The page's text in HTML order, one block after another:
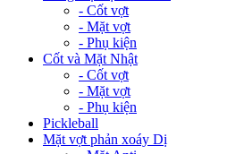
- Cốt vợt
- Mặt vợt
- Phụ kiện
Cốt và Mặt Nhật
- Cốt vợt
- Mặt vợt
- Phụ kiện
Pickleball
Mặt vợt phản xoáy Dị